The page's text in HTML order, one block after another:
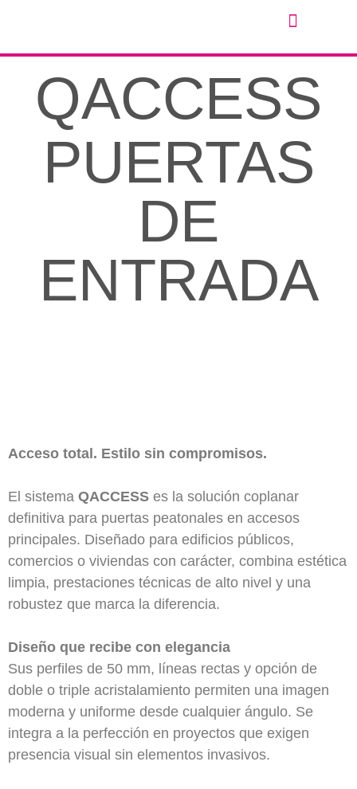
QACCESS
PUERTAS
DE
ENTRADA
Acceso total. Estilo sin compromisos.
El sistema QACCESS es la solución coplanar
definitiva para puertas peatonales en accesos
principales. Diseñado para edificios públicos,
comercios o viviendas con carácter, combina estética
limpia, prestaciones técnicas de alto nivel y una
robustez que marca la diferencia.
Diseño que recibe con elegancia
Sus perfiles de 50 mm, líneas rectas y opción de
doble o triple acristalamiento permiten una imagen
moderna y uniforme desde cualquier ángulo. Se
integra a la perfección en proyectos que exigen
presencia visual sin elementos invasivos.